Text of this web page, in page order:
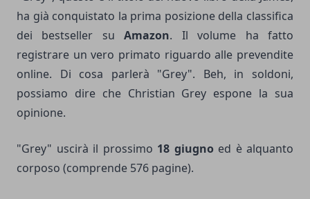
ha già conquistato la prima posizione della classifica
dei bestseller suAmazon. Il volume ha fatto
registrare un vero primato riguardo alle prevendite
online. Di cosa parlerà "Grey". Beh, in soldoni,
possiamo dire che Christian Grey espone la sua
opinione.
"Grey" uscirà il prossimo 18 giugno ed è alquanto
corposo (comprende 576 pagine).